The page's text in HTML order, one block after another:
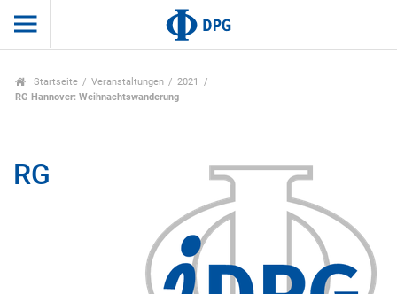
Startseite Veranstaltungen
2021
RG Hannover: Weihnachtswanderung
RG